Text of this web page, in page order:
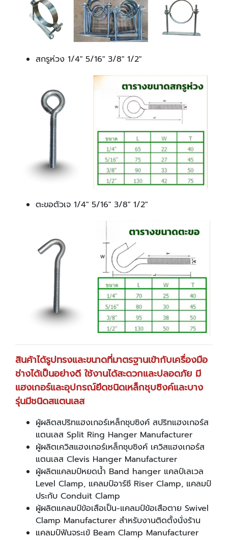
สกรูห่วง 1/4" 5/16" 3/8" 1/2"
ตะขอตัวเจ 1/4" 5/16" 3/8" 1/2"
สินค้าได้รูปทรงและขนาดที่มาตรฐานเข้ากับเครื่องมือ
ช่างได้เป็นอย่างดี ใช้งานได้สะดวกและปลอดภัย มี
แฮงเกอร์และอุปกรณ์ยึดชนิดเหล็กชุบซิงค์และบาง
รุ่นมีชนิดสแตนเลส
ผู้ผลิตสปริทแฮงเกอร์เหล็กชุบซิงค์ สปริทแฮงเกอร์ส
แตนเลส Split Ring Hanger Manufacturer
ผู้ผลิตเควิสแฮงเกอร์เหล็กชุบซิงค์ เควิสแฮงเกอร์ส
แตนเลส Clevis Hanger Manufacturer
ผู้ผลิตแคลมป์หยดน้ำ Band hanger แคลป์เลเวล
Level Clamp, แคลมป์อาร์ซี Riser Clamp, แคลมป์
ประกับ Conduit Clamp
ผู้ผลิตแคลมป์ข้อเสือเป็น-แคลมป์ข้อเสือตาย Swivel
Clamp Manufacturer สำหรับงานติดตั้งนั่งร้าน
แคลมป์ฟันจระเข้ Beam Clamp Manufacturer